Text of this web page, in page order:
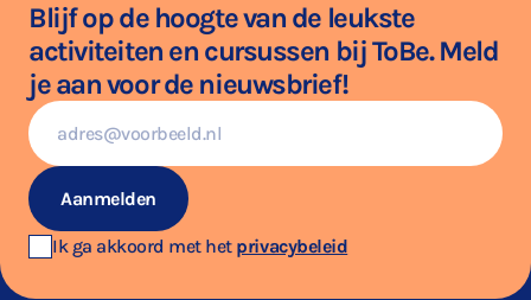
Blijf op de hoogte van de leukste
activiteiten en cursussen bij ToBe. Meld
je aan voor de nieuwsbrief!
E-
mailadres
Aanmelden
Ik ga akkoord met het privacybeleid